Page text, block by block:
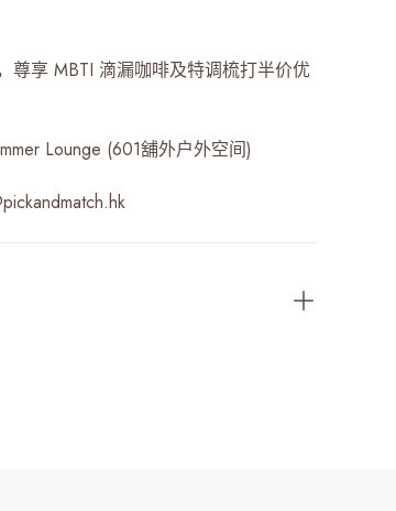
尊享 MBTI 滴漏咖啡及特调梳打半价优
Lounge (601舖外户外空间)